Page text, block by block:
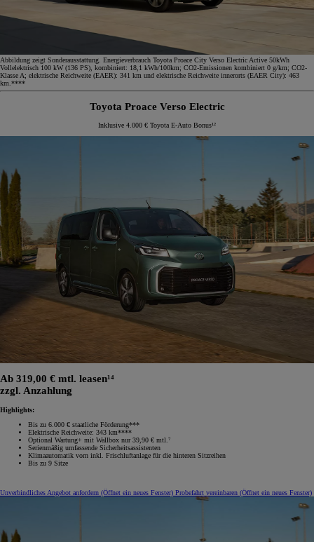
Abbildung zeigt Sonderausstattung. Energieverbrauch Toyota Proace City Verso Electric Active 50kWh
Vollelektrisch 100 kW (136 PS), kombiniert: 18,1 kWh/100km; CO2-Emissionen kombiniert 0 g/km; CO2-
Klasse A; elektrische Reichweite (EAER): 341 km und elektrische Reichweite innerorts (EAER City): 463
km.****
Toyota Proace Verso Electric
Inklusive 4.000 € Toyota E-Auto Bonus¹²
Ab 319,00 € mtl. leasen¹⁴
zzgl. Anzahlung
Highlights:
Bis zu 6.000 € staatliche Förderung***
Elektrische Reichweite: 343 km****
Optional Wartung+ mit Wallbox nur 39,90 € mtl.⁷
Serienmäßig umfassende Sicherheitsassistenten
Klimaautomatik vorn inkl. Frischluftanlage für die hinteren Sitzreihen
Bis zu 9 Sitze
Unverbindliches Angebot anfordern (Öffnet ein neues Fenster) Probefahrt vereinbaren (Öffnet ein neues Fenster)